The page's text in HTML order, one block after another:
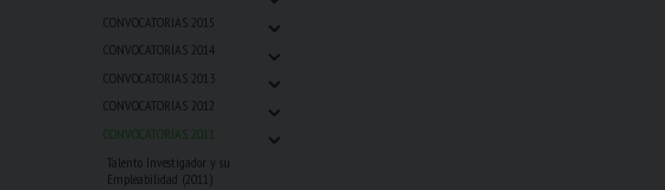
CONVOCATORIAS 2015 ⌄
CONVOCATORIAS 2014 ⌄
CONVOCATORIAS 2013 ⌄
CONVOCATORIAS 2012 ⌄
CONVOCATORIAS 2011 ⌄
Talento Investigador y su
Empleabilidad (2011)